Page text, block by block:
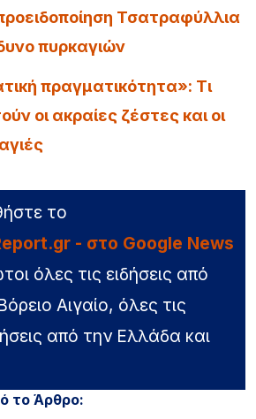
Τσατραφύλλια
πυρκαγιών
πραγματικότητα»: Τι
οι ακραίες ζέστες και οι
το
- στο Google News
όλες τις ειδήσεις από
Αιγαίο, όλες τις
από την Ελλάδα και
το Άρθρο: